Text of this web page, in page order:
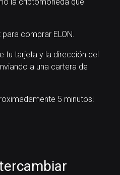
comprar ELON.
tu tarjeta y la dirección del
a una cartera de
5 minutos!